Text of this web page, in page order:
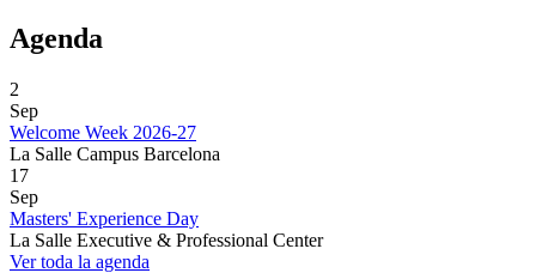
Agenda
2
Sep
Welcome Week 2026-27
La Salle Campus Barcelona
17
Sep
Masters' Experience Day
La Salle Executive & Professional Center
Ver toda la agenda